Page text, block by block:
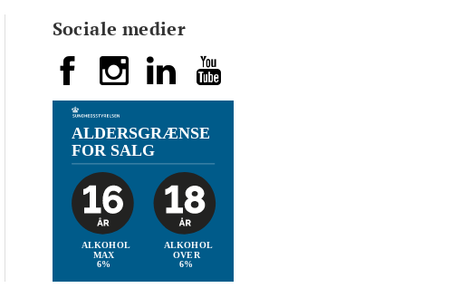
Sociale medier